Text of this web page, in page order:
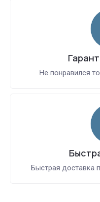
Не понравился
Быстрая доставка